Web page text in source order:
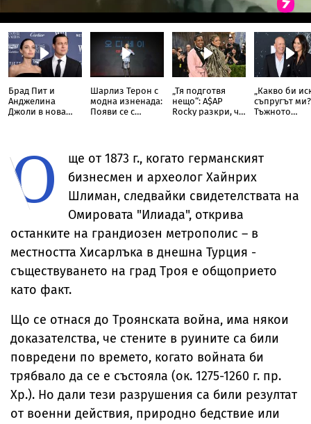
Брад Пит и
Анджелина
Джоли в нова
Шарлиз Терон с
модна изненада:
Появи се с
„Тя подготвя
нещо“: A$AP
Rocky разкри, че
„Какво би
съпругът
Тъжното
О
ще от 1873 г., когато германският
бизнесмен и археолог Хайнрих
Шлиман, следвайки свидетелствата на
Омировата "Илиада", открива
останките на грандиозен метрополис – в
местността Хисарлъка в днешна Турция -
съществуването на град Троя е общоприето
като факт.
Що се отнася до Троянската война, има някои
доказателства, че стените в руините са били
повредени по времето, когато войната би
трябвало да се е състояла (ок. 1275-1260 г. пр.
Хр.). Но дали тези разрушения са били резултат
от военни действия, природно бедствие или